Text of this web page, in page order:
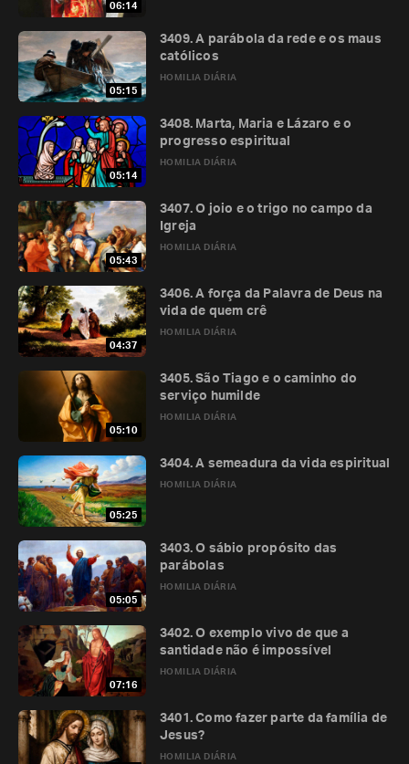
06:14
05:15
HOMILIA DIÁRIA
3409. A parábola da rede e os maus
católicos
05:14
HOMILIA DIÁRIA
3408. Marta, Maria e Lázaro e o
progresso espiritual
05:43
HOMILIA DIÁRIA
3407. O joio e o trigo no campo da
Igreja
04:37
HOMILIA DIÁRIA
3406. A força da Palavra de Deus na
vida de quem crê
05:10
HOMILIA DIÁRIA
3405. São Tiago e o caminho do
serviço humilde
05:25
HOMILIA DIÁRIA
3404. A semeadura da vida espiritual
05:05
HOMILIA DIÁRIA
3403. O sábio propósito das
parábolas
07:16
HOMILIA DIÁRIA
3402. O exemplo vivo de que a
santidade não é impossível
HOMILIA DIÁRIA
3401. Como fazer parte da família de
Jesus?